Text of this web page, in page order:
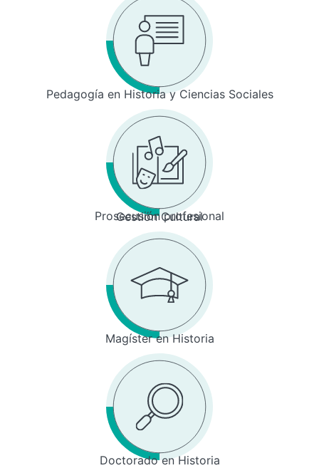
Pedagogía en Historia y Ciencias Sociales
Prosecusión profesional
Gestión Cultural
Magíster en Historia
Doctorado en Historia